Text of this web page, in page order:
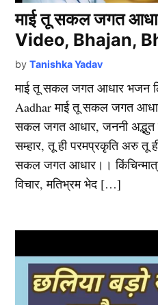
माई तू सकल जगत
Video, Bhajan,
by Tanishka Yadav
माई तू सकल जगत आधार भजन
Aadhar माई तू सकल जगत
सकल जगत आधार, जननी अद्भुत
सम्हार, तू ही परमप्रकृति अरु तू
सकल जगत आधार।।
विचार, मतिभ्रम भेद […]